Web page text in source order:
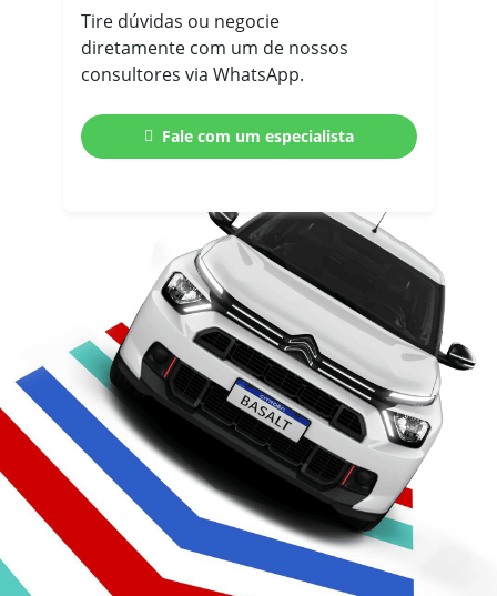
Tire dúvidas ou negocie
diretamente com um de nossos
consultores via WhatsApp.
Fale com um especialista